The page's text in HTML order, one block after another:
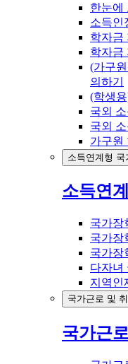
한눈에
소득인
학자금
학자금
(가구
의하기
(학생
국외
국외
가구원
소득연계형 국
소득연
국가장
국가장
국가장
다자녀
지역인
국가근로 및
국가근